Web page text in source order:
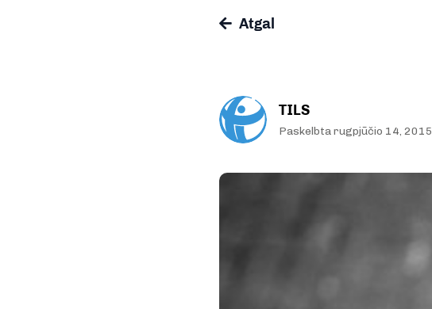
Atgal
TILS
Paskelbta rugpjūčio 14, 2015